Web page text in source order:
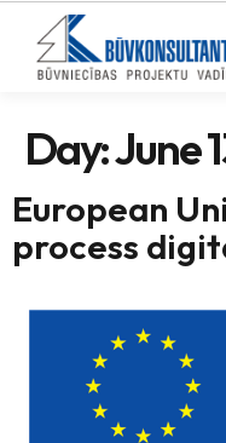
Day:June
European
process